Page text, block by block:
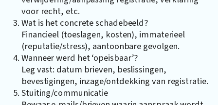
voor recht, etc.
Wat is het concrete schadebeeld?
Financieel (toeslagen, kosten), immaterieel
(reputatie/stress), aantoonbare gevolgen.
Wanneer werd het ‘opeisbaar’?
Leg vast: datum brieven, beslissingen,
bevestigingen, inzage/ontdekking van registratie.
Stuiting/communicatie